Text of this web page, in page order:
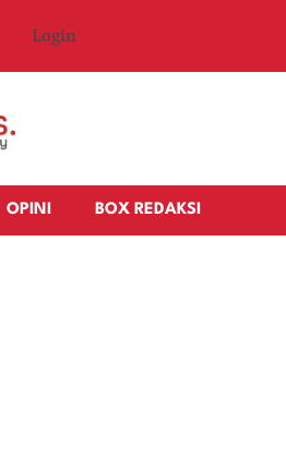
Login
OPINI BOX REDAKSI